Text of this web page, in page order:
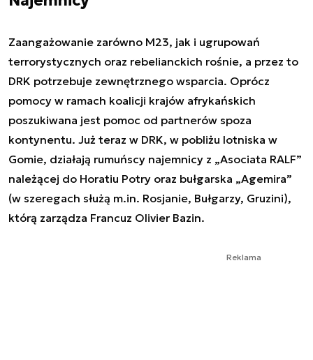
Zaangażowanie zarówno M23, jak i ugrupowań
terrorystycznych oraz rebelianckich rośnie, a przez to
DRK potrzebuje zewnętrznego wsparcia. Oprócz
pomocy w ramach koalicji krajów afrykańskich
poszukiwana jest pomoc od partnerów spoza
kontynentu. Już teraz w DRK, w pobliżu lotniska w
Gomie, działają rumuńscy najemnicy z „Asociata RALF”
należącej do Horatiu Potry oraz bułgarska „Agemira”
(w szeregach służą m.in. Rosjanie, Bułgarzy, Gruzini),
którą zarządza Francuz Olivier Bazin.
Reklama